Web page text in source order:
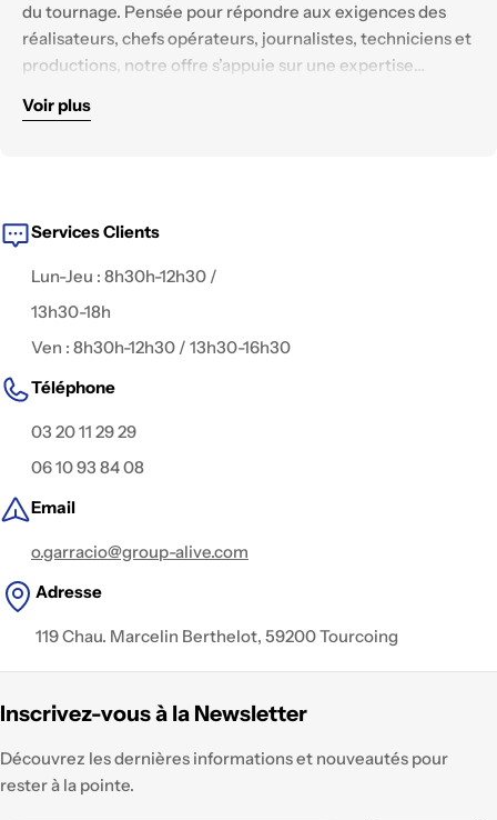
du tournage. Pensée pour répondre aux exigences des
réalisateurs, chefs opérateurs, journalistes, techniciens et
productions, notre offre s’appuie sur une expertise
renouvelé.
Nous mettons à disposition des équipements
digital.
Voir plus
Services Clients
Lun-Jeu : 8h30h-12h30 /
13h30-18h
Ven : 8h30h-12h30 / 13h30-16h30
Téléphone
03 20 11 29 29
06 10 93 84 08
Email
o.garracio@group-alive.com
Adresse
119 Chau. Marcelin Berthelot, 59200 Tourcoing
Inscrivez-vous à la Newsletter
Découvrez les dernières informations et nouveautés pour
rester à la pointe.